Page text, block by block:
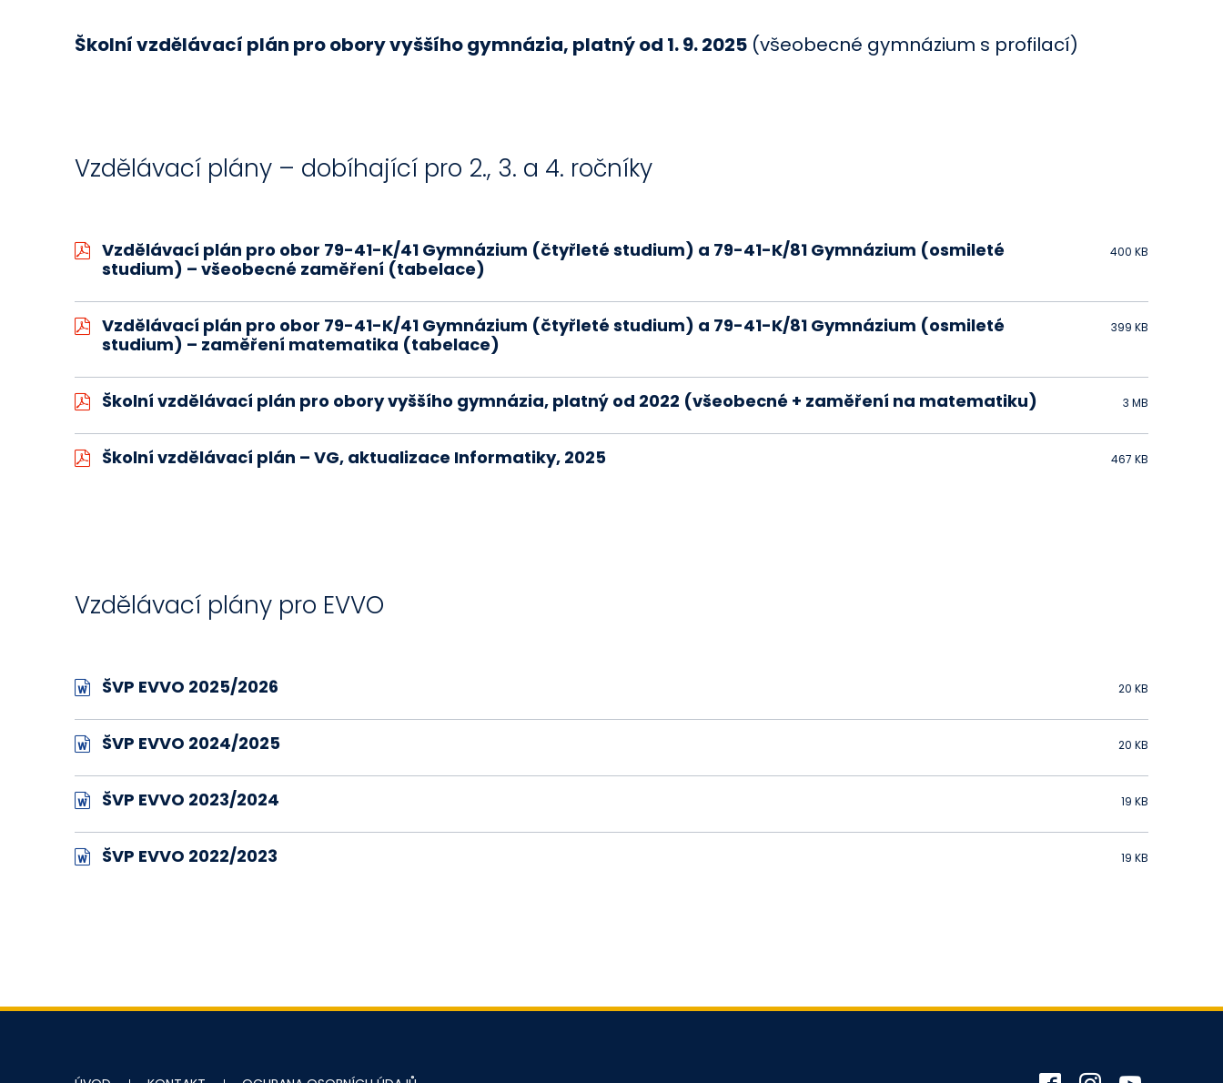
Školní vzdělávací plán pro obory vyššího gymnázia, platný od 1. 9. 2025 (všeobecné gymnázium s profilací)
Vzdělávací plány – dobíhající pro 2., 3. a 4. ročníky
400 KB
Vzdělávací plán pro obor 79-41-K/41 Gymnázium (čtyřleté studium) a 79-41-K/81 Gymnázium (osmileté
studium) – všeobecné zaměření (tabelace)
399 KB
Vzdělávací plán pro obor 79-41-K/41 Gymnázium (čtyřleté studium) a 79-41-K/81 Gymnázium (osmileté
studium) – zaměření matematika (tabelace)
3 MB
Školní vzdělávací plán pro obory vyššího gymnázia, platný od 2022 (všeobecné + zaměření na matematiku)
467 KB
Školní vzdělávací plán – VG, aktualizace Informatiky, 2025
Vzdělávací plány pro EVVO
20 KB
ŠVP EVVO 2025/2026
20 KB
ŠVP EVVO 2024/2025
19 KB
ŠVP EVVO 2023/2024
19 KB
ŠVP EVVO 2022/2023